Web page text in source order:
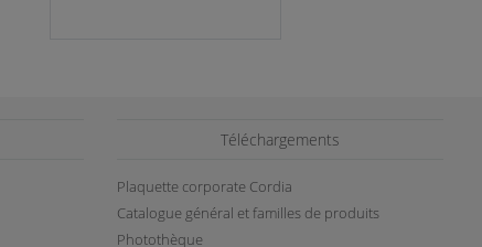
Téléchargements
Plaquette corporate Cordia
Catalogue général et familles de produits
Photothèque